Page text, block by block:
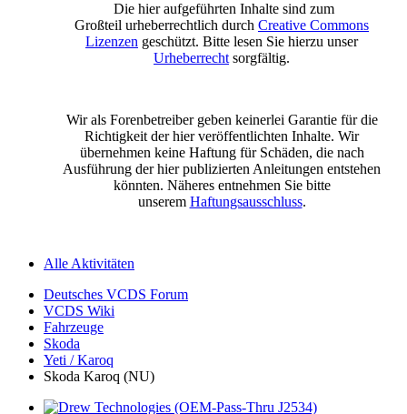
Die hier aufgeführten Inhalte sind zum
Großteil urheberrechtlich durch Creative Commons
Lizenzen geschützt. Bitte lesen Sie hierzu unser
Urheberrecht sorgfältig.
Wir als Forenbetreiber geben keinerlei Garantie für die
Richtigkeit der hier veröffentlichten Inhalte. Wir
übernehmen keine Haftung für Schäden, die nach
Ausführung der hier publizierten Anleitungen entstehen
könnten. Näheres entnehmen Sie bitte
unserem Haftungsausschluss.
Alle Aktivitäten
Deutsches VCDS Forum
VCDS Wiki
Fahrzeuge
Skoda
Yeti / Karoq
Skoda Karoq (NU)